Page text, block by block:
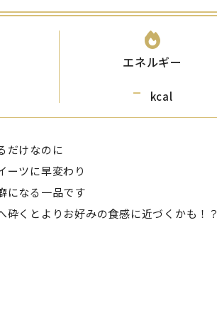
エネルギー
- kcal
だけなのに
ーツに早変わり
になる一品です
砕くとよりお好みの食感に近づくかも！？